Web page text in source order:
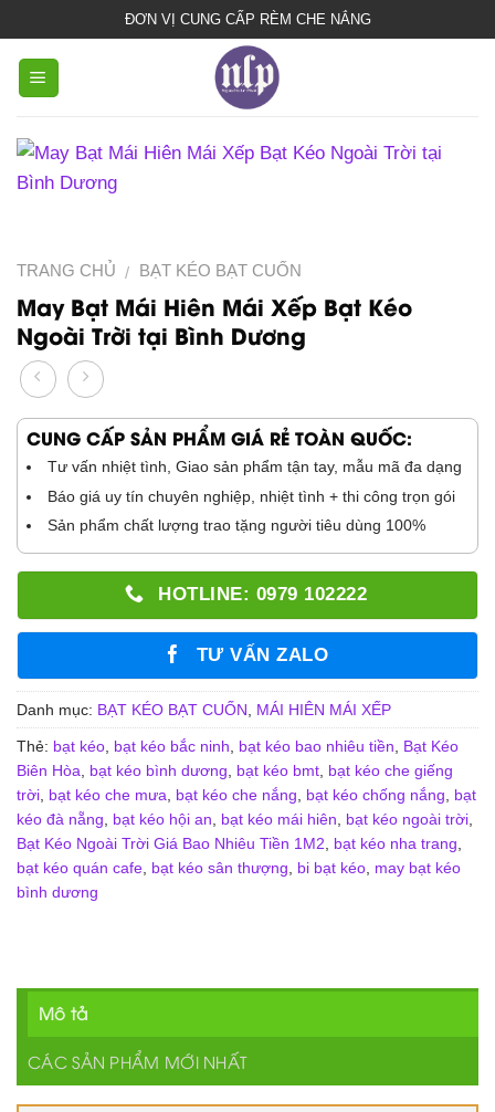
che
nắng
mưa
ĐƠN VỊ CUNG CẤP RÈM CHE NẮNG
TRANG CHỦ / BẠT KÉO BẠT CUỐN
May Bạt Mái Hiên Mái Xếp Bạt Kéo
Ngoài Trời tại Bình Dương
CUNG CẤP SẢN PHẨM GIÁ RẺ TOÀN QUỐC:
Tư vấn nhiệt tình, Giao sản phẩm tận tay, mẫu mã đa dạng
Báo giá uy tín chuyên nghiệp, nhiệt tình + thi công trọn gói
Sản phẩm chất lượng trao tặng người tiêu dùng 100%
HOTLINE: 0979 102222
TƯ VẤN ZALO
Danh mục: BẠT KÉO BẠT CUỐN MÁI HIÊN MÁI XẾP
Thẻ: bạt kéo bạt kéo bắc ninh bạt kéo bao nhiêu tiền
Bạt Kéo
Biên Hòa
bạt kéo bình dương bạt kéo bmt bạt kéo che giếng
trời bạt kéo che mưa bạt kéo che nắng bạt kéo chống nắng
bạt
kéo đà nẵng
bạt kéo hội an bạt kéo mái hiên bạt kéo ngoài trời
Bạt Kéo Ngoài Trời Giá Bao Nhiêu Tiền 1M2
bạt kéo nha trang
bạt kéo quán cafe bạt kéo sân thượng bi bạt kéo may bạt kéo
bình dương
Mô tả
CÁC SẢN PHẨM MỚI NHẤT